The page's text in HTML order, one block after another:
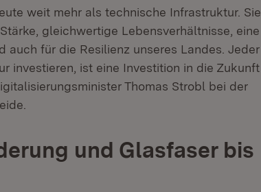
weit mehr als technische Infrastruktur. Sie
gleichwertige Lebensverhältnisse, eine
auch für die Resilienz unseres Landes. Jeder
investieren, ist eine Investition in die Zukunft
Thomas Strobl bei der
und Glasfaser bis